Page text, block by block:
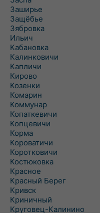
Заширье
Защёбье
Зябровка
Ильич
Кабановка
Калинковичи
Капличи
Кирово
Козенки
Комарин
Коммунар
Копаткевичи
Копцевичи
Корма
Короватичи
Коротковичи
Костюковка
Красное
Красный Берег
Кривск
Криничный
Круговец-Калинино